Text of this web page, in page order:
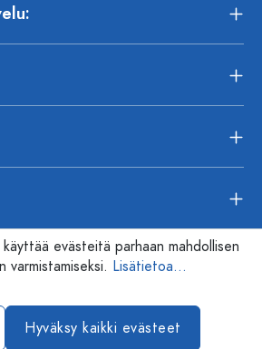
evästeitä parhaan mahdollisen
varmistamiseksi. Lisätietoa...
Hyväksy kaikki evästeet